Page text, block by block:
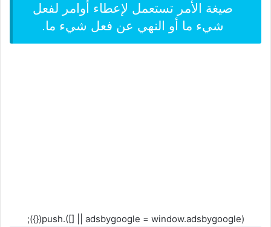
صيغة الأمر تستعمل لإعطاء أوامر لفعل
شيء ما أو النهي عن فعل شيء ما.
(adsbygoogle = window.adsbygoogle || []).push({});